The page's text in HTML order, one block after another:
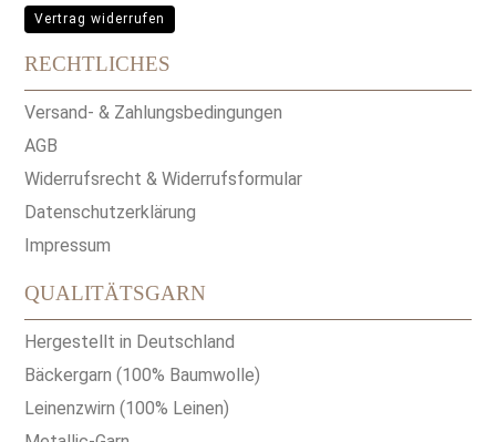
Vertrag widerrufen
RECHTLICHES
Versand- & Zahlungsbedingungen
AGB
Widerrufsrecht & Widerrufsformular
Datenschutzerklärung
Impressum
QUALITÄTSGARN
Hergestellt in Deutschland
Bäckergarn (100% Baumwolle)
Leinenzwirn (100% Leinen)